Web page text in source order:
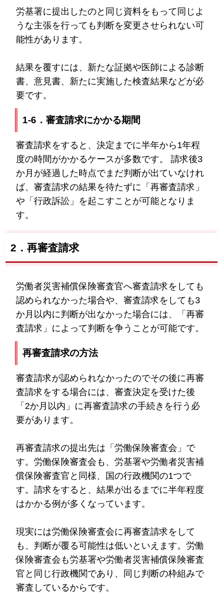
労基署に提出したのと同じ資料をもって同じよ
うな主張を行っても判断を変更させられない可
能性があります。
結果を覆すには、新たな証拠や医師による診断
書、意見書、新たに実施した検査結果などが必
要です。
1-6．審査請求にかかる期間
審査請求をすると、決定までに半年から1年程
度の時間がかかるケースが多数です。 請求後3
か月が経過した時点でまだ判断が出ていなけれ
ば、審査請求の結果を待たずに「再審査請求」
や「行政訴訟」を起こすことが可能となりま
す。
2．再審査請求
労働者災害補償保険審査官へ審査請求をしても
認められなかった場合や、審査請求をしても3
か月以内に判断が出なかった場合には、「再審
査請求」によって判断を争うことが可能です。
再審査請求の方法
審査請求が認められなかったのでその後に再審
査請求をする場合には、審査決定を受けた後
「2か月以内」に再審査請求の手続きを行う必
要があります。
再審査請求の提出先は「労働保険審査会」で
す。労働保険審査会も、労基署や労働者災害補
償保険審査官と同様、国の行政機関の1つで
す。請求をすると、結果が出るまでに半年程度
はかかる例が多くなっています。
現実には労働保険審査会に再審査請求をして
も、判断が覆る可能性は低いといえます。労働
保険審査会も労基署や労働者災害補償保険審査
官と同じ行政機関であり、同じ判断の枠組みで
審査しているからです。